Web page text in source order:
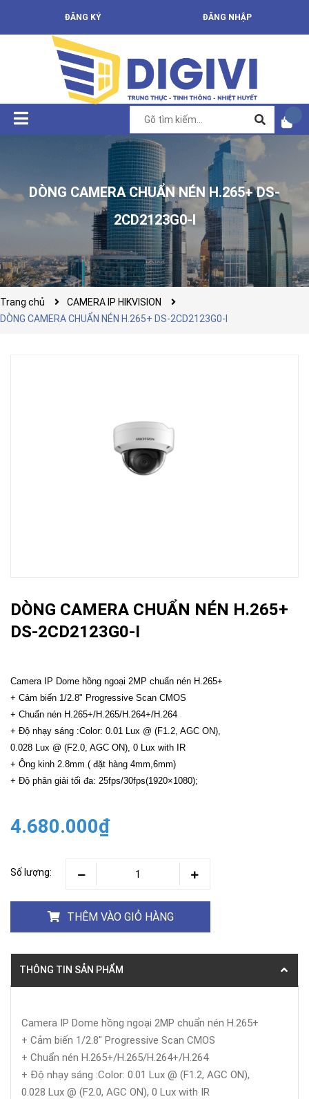
ĐĂNG KÝ ĐĂNG NHẬP
DÒNG CAMERA CHUẨN NÉN H.265+ DS-
2CD2123G0-I
Trang chủ
CAMERA IP HIKVISION
DÒNG CAMERA CHUẨN NÉN H.265+ DS-2CD2123G0-I
DÒNG CAMERA CHUẨN NÉN H.265+
DS-2CD2123G0-I
Camera IP Dome hồng ngoại 2MP chuẩn nén H.265+
+ Cảm biến 1/2.8" Progressive Scan CMOS
+ Chuẩn nén H.265+/H.265/H.264+/H.264
+ Độ nhạy sáng :Color: 0.01 Lux @ (F1.2, AGC ON),
0.028 Lux @ (F2.0, AGC ON), 0 Lux with IR
+ Ông kinh 2.8mm ( đặt hàng 4mm,6mm)
+ Độ phân giải tối đa: 25fps/30fps(1920×1080);
4.680.000₫
Số lượng:
THÊM VÀO GIỎ HÀNG
THÔNG TIN SẢN PHẨM
Camera IP Dome hồng ngoại 2MP chuẩn nén H.265+
+ Cảm biến 1/2.8" Progressive Scan CMOS
+ Chuẩn nén H.265+/H.265/H.264+/H.264
+ Độ nhạy sáng :Color: 0.01 Lux @ (F1.2, AGC ON),
0.028 Lux @ (F2.0, AGC ON), 0 Lux with IR